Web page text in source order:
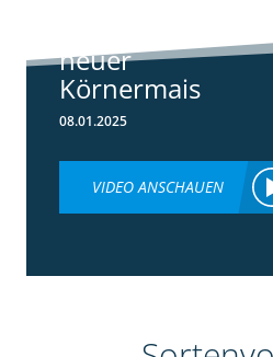
neuer
Körnermais
08.01.2025
VIDEO ANSCHAUEN